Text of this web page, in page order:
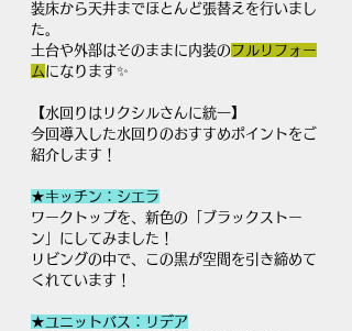
装床から天井までほとんど張替えを行いまし
た。
土台や外部はそのままに内装のフルリフォー
ムになります✨
【水回りはリクシルさんに統一】
今回導入した水回りのおすすめポイントをご
紹介します！
★キッチン：シエラ
ワークトップを、新色の「ブラックストー
ン」にしてみました！
リビングの中で、この黒が空間を引き締めて
くれています！
★ユニットバス：リデア